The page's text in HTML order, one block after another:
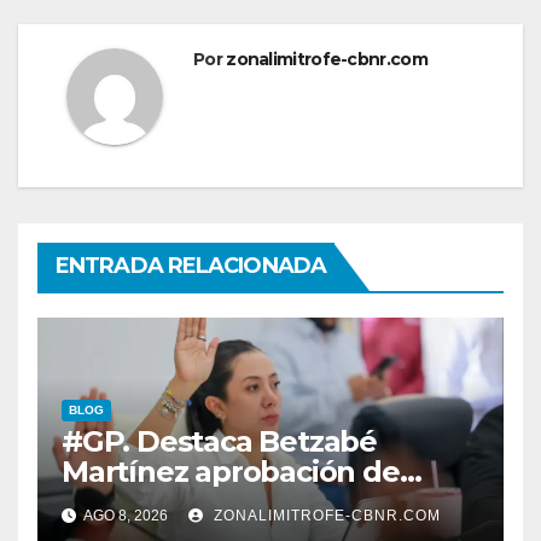
Porzonalimitrofe-cbnr.com
ENTRADA RELACIONADA
BLOG
#GP. Destaca Betzabé
Martínez aprobación de
nuevas normas para
fortalecer la ética y
AGO 8, 2026 ZONALIMITROFE-CBNR.COM